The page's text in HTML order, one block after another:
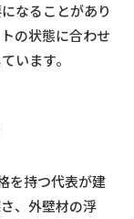
なることがあり
の状態に合わせ
います。
を持つ代表が建
、外壁材の浮